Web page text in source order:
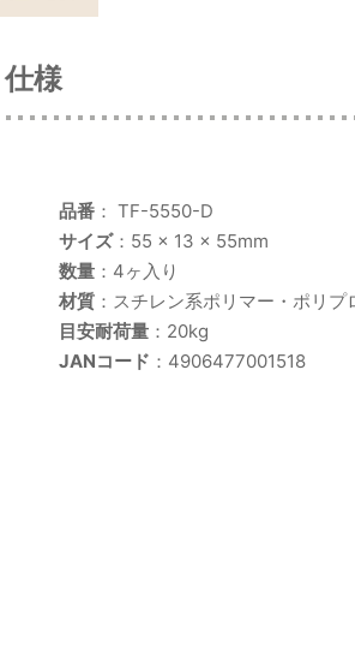
様
品番 ： TF-5550-D
サイズ：55 × 13 × 55mm
数量 ：4ヶ入り
材質 ：スチレン系ポリマー・ポリプ
目安耐荷量 ：20kg
JANコード ：4906477001518